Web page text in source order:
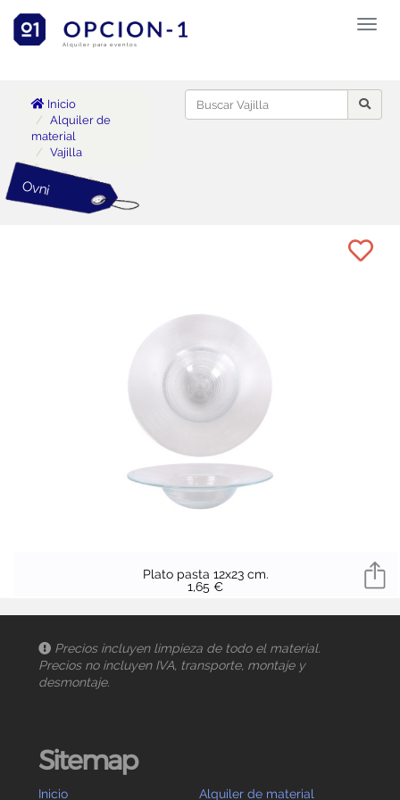
Alquiler para eventos
Inicio
Alquiler de
material
Vajilla
Ovni
Plato pasta 12x23 cm.
1,65 €
Precios incluyen limpieza de todo el material.
Precios no incluyen IVA, transporte, montaje y
desmontaje.
Sitemap
Inicio Alquiler de material